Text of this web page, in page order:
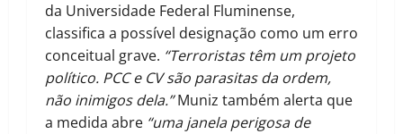
da Universidade Federal Fluminense,
classifica a possível designação como um erro
conceitual grave. “Terroristas têm um projeto
político. PCC e CV são parasitas da ordem,
não inimigos dela.”Muniz também alerta que
a medida abre “uma janela perigosa de